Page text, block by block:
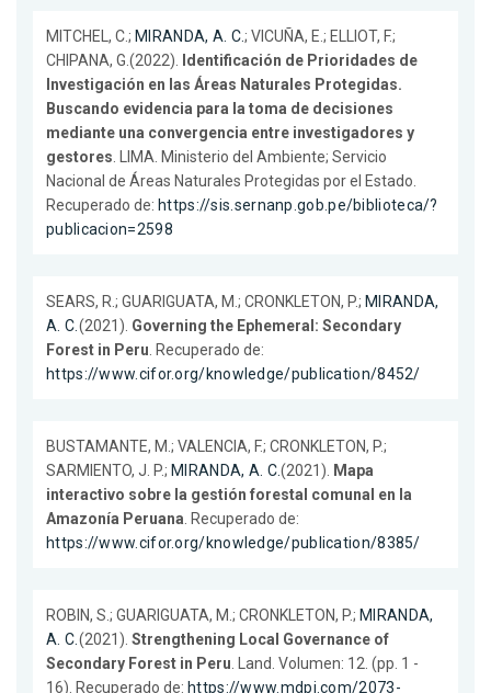
MITCHEL, C.; MIRANDA, A. C.; VICUÑA, E.; ELLIOT, F.;
CHIPANA, G.(2022). Identificación de Prioridades de
Investigación en las Áreas Naturales Protegidas.
Buscando evidencia para la toma de decisiones
mediante una convergencia entre investigadores y
gestores. LIMA. Ministerio del Ambiente; Servicio
Nacional de Áreas Naturales Protegidas por el Estado.
Recuperado de: https://sis.sernanp.gob.pe/biblioteca/?
publicacion=2598
SEARS, R.; GUARIGUATA, M.; CRONKLETON, P.; MIRANDA,
A. C.(2021). Governing the Ephemeral: Secondary
Forest in Peru. Recuperado de:
https://www.cifor.org/knowledge/publication/8452/
BUSTAMANTE, M.; VALENCIA, F.; CRONKLETON, P.;
SARMIENTO, J. P.; MIRANDA, A. C.(2021). Mapa
interactivo sobre la gestión forestal comunal en la
Amazonía Peruana. Recuperado de:
https://www.cifor.org/knowledge/publication/8385/
ROBIN, S.; GUARIGUATA, M.; CRONKLETON, P.; MIRANDA,
A. C.(2021). Strengthening Local Governance of
Secondary Forest in Peru. Land. Volumen: 12. (pp. 1 -
16). Recuperado de: https://www.mdpi.com/2073-